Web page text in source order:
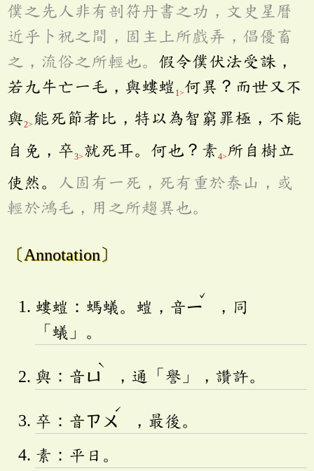
僕之先人非有剖符丹書之功，文史星曆
近乎卜祝之間，固主上所戲弄，倡優畜
之，流俗之所輕也。 假令僕伏法受誅，
若九牛亡一毛，與螻螘 1>何異？而世又不
與2> 能死節者比，特以為智窮罪極，不能
自免，卒3> 就死耳。何也？素4> 所自樹立
使然。
人固有一死，死有重於泰山，或
輕於鴻毛，用之所趨異也。
〔Annotation〕
螻螘：螞蟻。螘，音ㄧ
ˇ
，同
「蟻」。
與：音ㄩ
ˋ
，通「譽」，讚許。
卒：音ㄗㄨ
ˊ
，最後。
素：平日。